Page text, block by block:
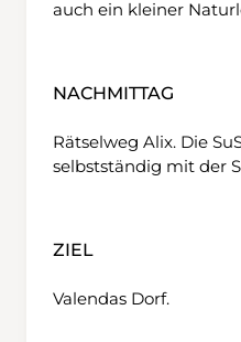
auch ein kleiner
NACHMITTAG
Rätselweg Alix. Die
selbstständig mit der
ZIEL
Valendas Dorf.